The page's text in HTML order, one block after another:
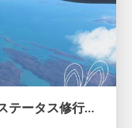
アプリを自作して快適に航空会社ステータス修行した話